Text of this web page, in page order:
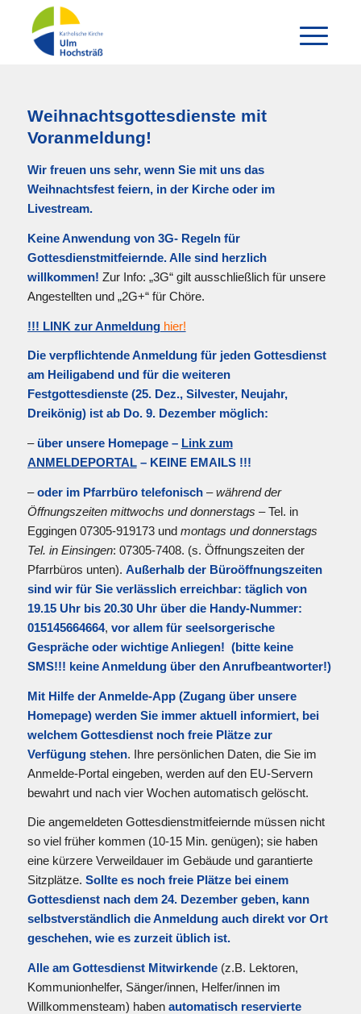
Weihnachtsgottesdienste mit
Voranmeldung!
Wir freuen uns sehr, wenn Sie mit uns das
Weihnachtsfest feiern, in der Kirche oder im
Livestream.
Keine Anwendung von 3G- Regeln für
Gottesdienstmitfeiernde. Alle sind herzlich
willkommen! Zur Info: „3G“ gilt ausschließlich für unsere
Angestellten und „2G+“ für Chöre.
!!! LINK zur Anmeldunghier!
Die verpflichtende Anmeldung für jeden Gottesdienst
am Heiligabend und für die weiteren
Festgottesdienste (25. Dez., Silvester, Neujahr,
Dreikönig) ist ab Do. 9. Dezember möglich:
–über unsere Homepage – Link zum
ANMELDEPORTAL– KEINE EMAILS !!!
–oder im Pfarrbüro telefonisch–während der
Öffnungszeiten mittwochs und donnerstags – Tel. in
Eggingen 07305-919173 und montags und donnerstags
Tel. in Einsingen: 07305-7408. (s. Öffnungszeiten der
Pfarrbüros unten). Außerhalb der Büroöffnungszeiten
sind wir für Sie verlässlich erreichbar: täglich von
19.15 Uhr bis 20.30 Uhr über die Handy-Nummer:
015145664664, vor allem für seelsorgerische
Gespräche oder wichtige Anliegen! (bitte keine
SMS!!! keine Anmeldung über den Anrufbeantworter!)
Mit Hilfe der Anmelde-App (Zugang über unsere
Homepage) werden Sie immer aktuell informiert, bei
welchem Gottesdienst noch freie Plätze zur
Verfügung stehen. Ihre persönlichen Daten, die Sie im
Anmelde-Portal eingeben, werden auf den EU-Servern
bewahrt und nach vier Wochen automatisch gelöscht.
Die angemeldeten Gottesdienstmitfeiernde müssen nicht
so viel früher kommen (10-15 Min. genügen); sie haben
eine kürzere Verweildauer im Gebäude und garantierte
Sitzplätze. Sollte es noch freie Plätze bei einem
Gottesdienst nach dem 24. Dezember geben, kann
selbstverständlich die Anmeldung auch direkt vor Ort
geschehen, wie es zurzeit üblich ist.
Alle am Gottesdienst Mitwirkende(z.B. Lektoren,
Kommunionhelfer, Sänger/innen, Helfer/innen im
Willkommensteam) haben automatisch reservierte